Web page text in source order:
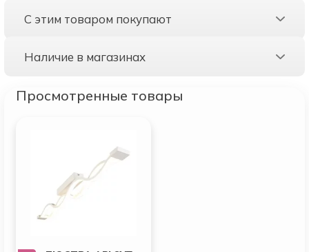
С этим товаром покупают
Наличие в магазинах
Просмотренные товары